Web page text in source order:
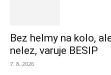
Bez helmy na kolo,
nelez, varuje BESIP
7. 8. 2026